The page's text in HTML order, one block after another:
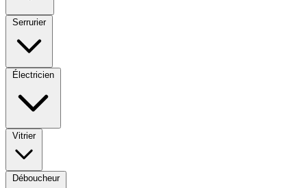
Serrurier
Électricien
Vitrier
Déboucheur